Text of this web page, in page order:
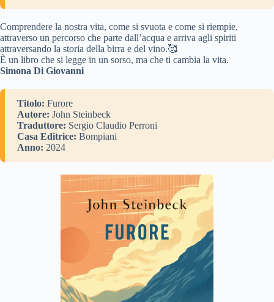
Comprendere la nostra vita, come si svuota e come si riempie,
attraverso un percorso che parte dall’acqua e arriva agli spiriti
attraversando la storia della birra e del vino.🥰
È un libro che si legge in un sorso, ma che ti cambia la vita.
Simona Di Giovanni
Titolo: Furore
Autore: John Steinbeck
Traduttore: Sergio Claudio Perroni
Casa Editrice: Bompiani
Anno: 2024